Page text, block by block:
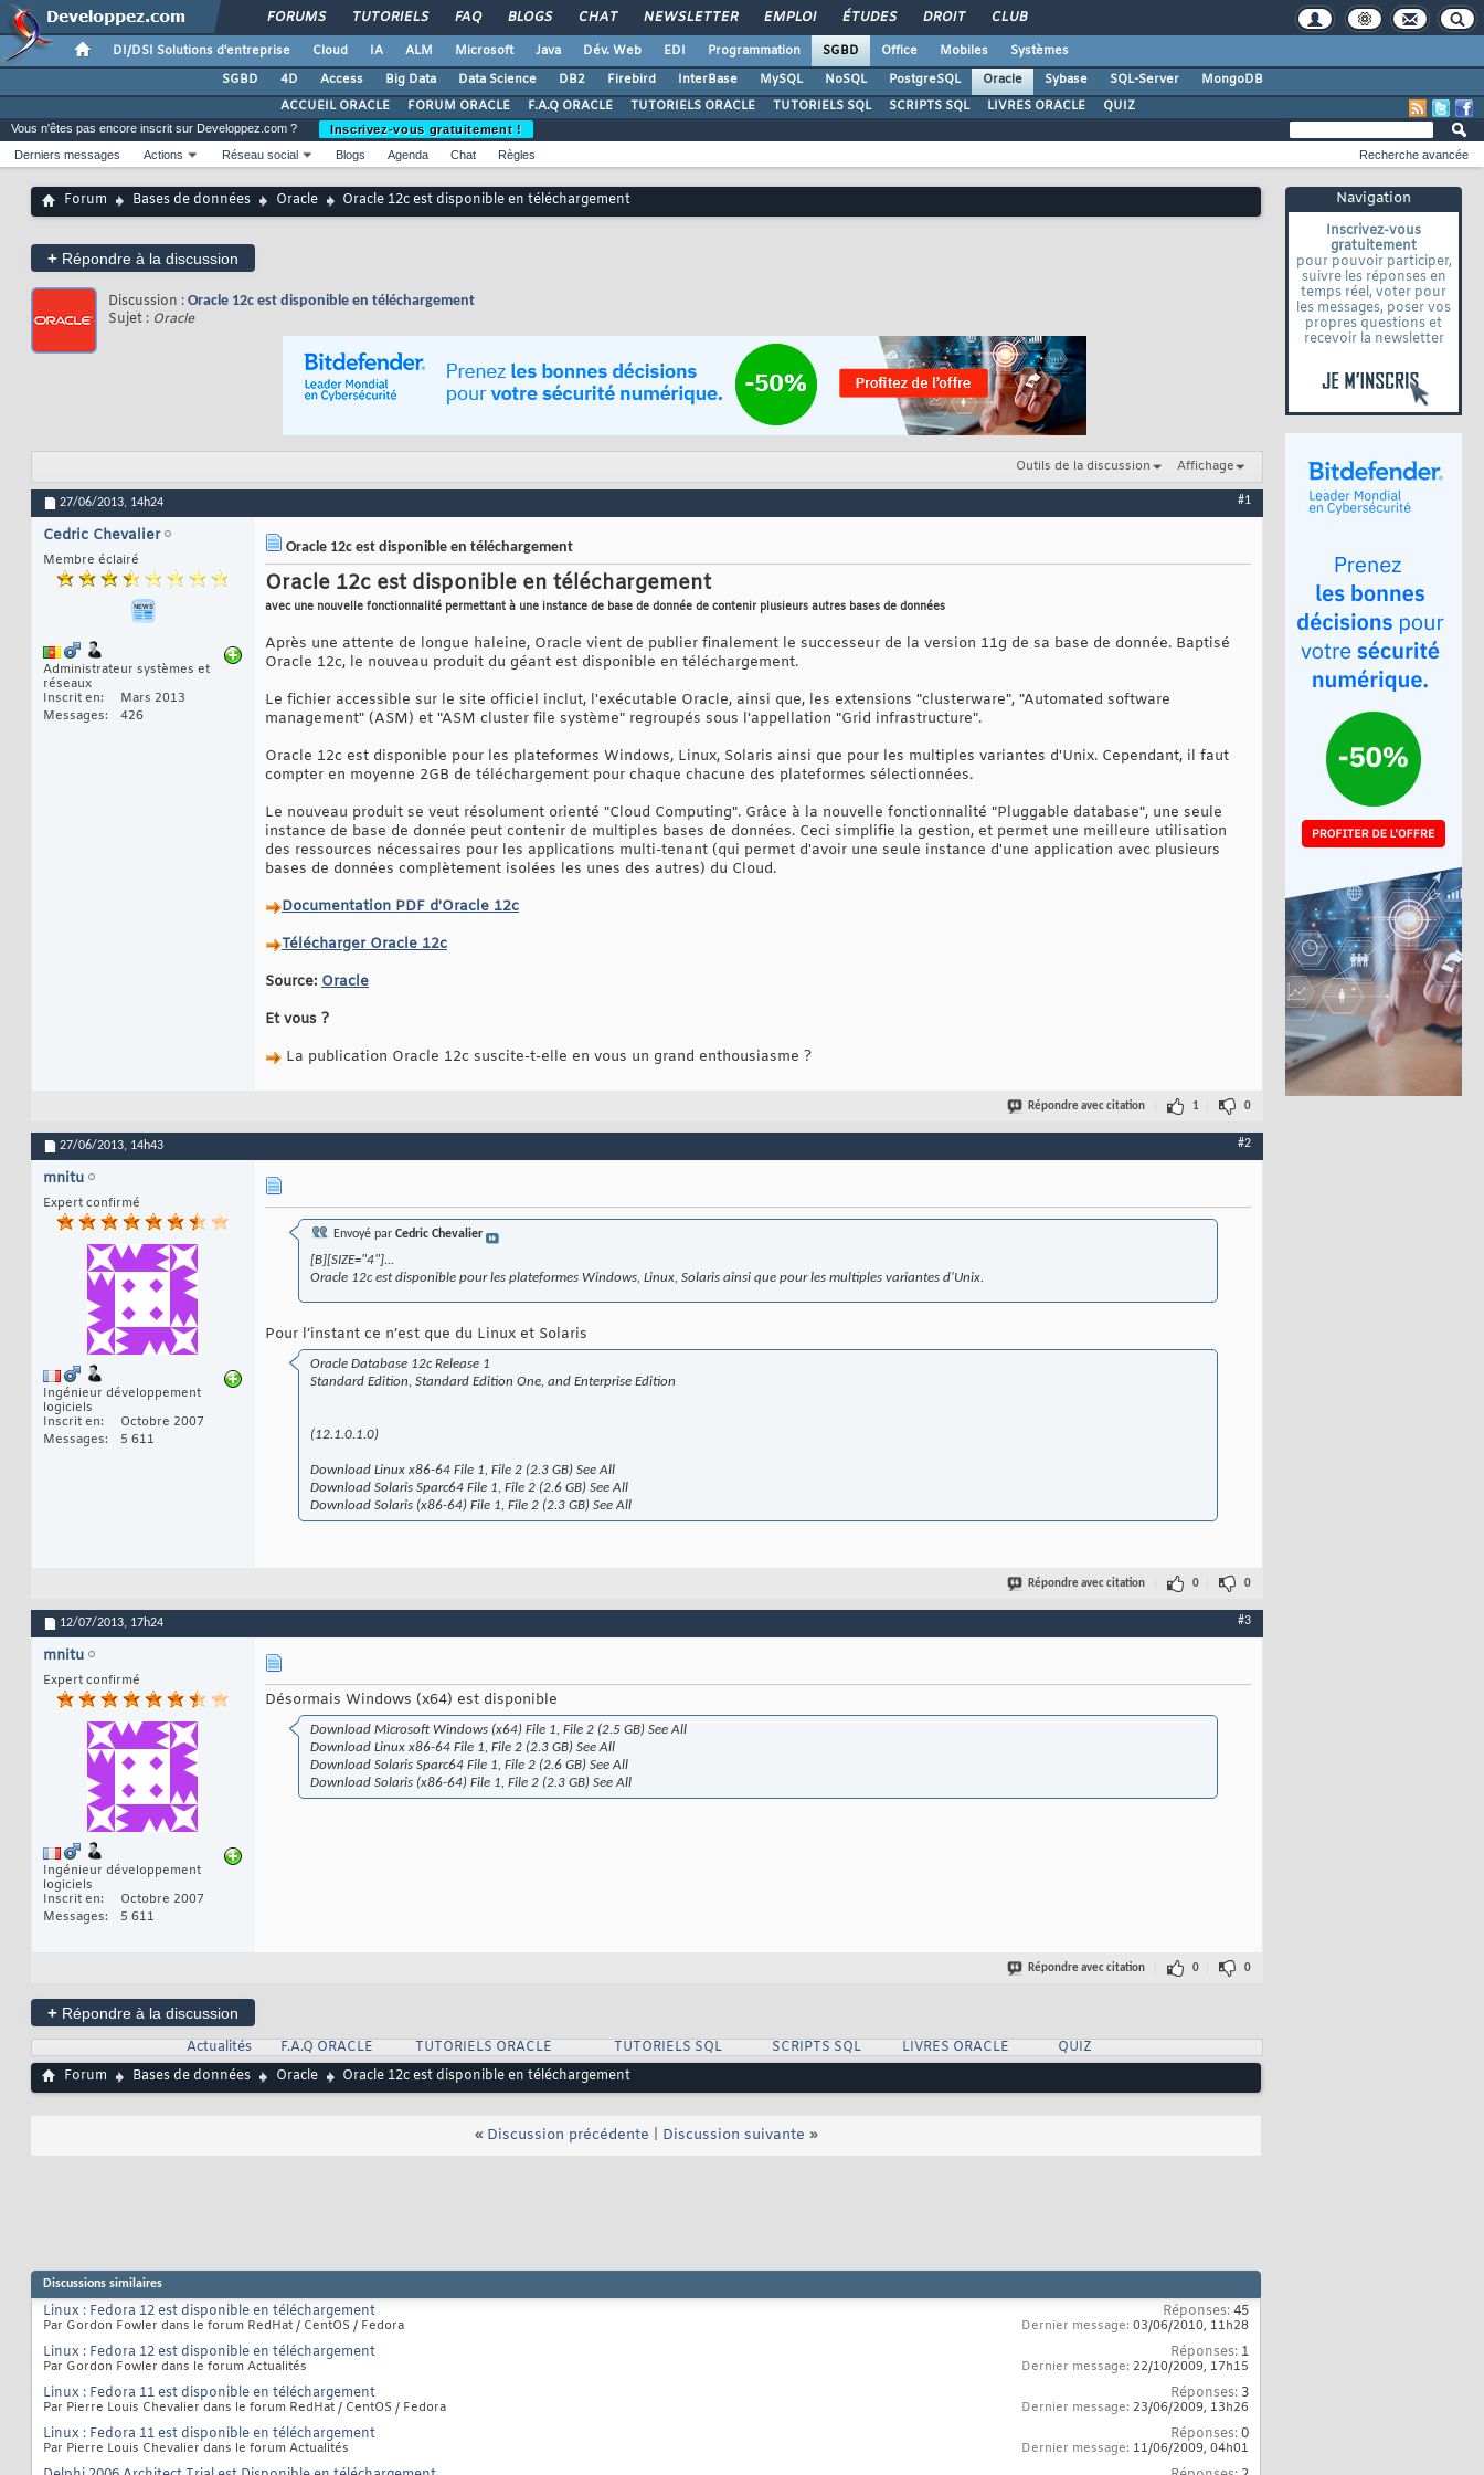
FORUMS TUTORIELS FAQ BLOGS CHAT NEWSLETTER EMPLOI ÉTUDES DROIT CLUB
DI/DSI Solutions d'entreprise Cloud IA ALM Microsoft Java Dév. Web EDI Programmation SGBD Office Mobiles
Systèmes
SGBD
4D Access Big Data Data Science DB2 Firebird InterBase MySQL NoSQL PostgreSQL Oracle Sybase SQL-Server
MongoDB
ACCUEIL ORACLE
FORUM ORACLE F.A.Q ORACLE TUTORIELS ORACLE TUTORIELS SQL SCRIPTS SQL LIVRES ORACLE QUIZ
Navigation
Inscrivez-vous
gratuitement
pour pouvoir participer,
suivre les réponses en
temps réel, voter pour
les messages, poser vos
propres questions et
recevoir la newsletter
Vous n'êtes pas encore inscrit sur Developpez.com ?
Inscrivez-vous gratuitement !
Derniers messages
Actions Réseau social Blogs Agenda Chat Règles Recherche avancée
Forum Bases de données Oracle Oracle 12c est disponible en téléchargement
+ Répondre à la discussion
Discussion : Oracle 12c est disponible en téléchargement
Sujet : Oracle
Outils de la discussion Affichage
27/06/2013, 14h24 #1
Cedric Chevalier
Membre éclairé
Administrateur systèmes et
réseaux
Inscrit en
Mars 2013
Messages
426
Oracle 12c est disponible en téléchargement
Oracle 12c est disponible en téléchargement
avec une nouvelle fonctionnalité permettant à une instance de base de donnée de contenir plusieurs autres bases de données
Après une attente de longue haleine, Oracle vient de publier finalement le successeur de la version 11g de sa base de donnée. Baptisé
Oracle 12c, le nouveau produit du géant est disponible en téléchargement.
Le fichier accessible sur le site officiel inclut, l'exécutable Oracle, ainsi que, les extensions "clusterware", "Automated software
management" (ASM) et "ASM cluster file système" regroupés sous l'appellation "Grid infrastructure".
Oracle 12c est disponible pour les plateformes Windows, Linux, Solaris ainsi que pour les multiples variantes d'Unix. Cependant, il faut
compter en moyenne 2GB de téléchargement pour chaque chacune des plateformes sélectionnées.
Le nouveau produit se veut résolument orienté "Cloud Computing". Grâce à la nouvelle fonctionnalité "Pluggable database", une seule
instance de base de donnée peut contenir de multiples bases de données. Ceci simplifie la gestion, et permet une meilleure utilisation
des ressources nécessaires pour les applications multi-tenant (qui permet d'avoir une seule instance d'une application avec plusieurs
bases de données complètement isolées les unes des autres) du Cloud.
Documentation PDF d'Oracle 12c
Télécharger Oracle 12c
Source: Oracle
Et vous ?
La publication Oracle 12c suscite-t-elle en vous un grand enthousiasme ?
Répondre avec citation 1 0
27/06/2013, 14h43 #2
mnitu
Expert confirmé
Ingénieur développement
logiciels
Inscrit en
Octobre 2007
Messages
5 611
Envoyé par Cedric Chevalier
[B][SIZE="4"]...
Oracle 12c est disponible pour les plateformes Windows, Linux, Solaris ainsi que pour les multiples variantes d'Unix.
Pour l’instant ce n’est que du Linux et Solaris
Oracle Database 12c Release 1
Standard Edition, Standard Edition One, and Enterprise Edition
(12.1.0.1.0)
Download Linux x86-64 File 1, File 2 (2.3 GB) See All
Download Solaris Sparc64 File 1, File 2 (2.6 GB) See All
Download Solaris (x86-64) File 1, File 2 (2.3 GB) See All
Répondre avec citation 0 0
12/07/2013, 17h24 #3
mnitu
Expert confirmé
Ingénieur développement
logiciels
Inscrit en
Octobre 2007
Messages
5 611
Désormais Windows (x64) est disponible
Download Microsoft Windows (x64) File 1, File 2 (2.5 GB) See All
Download Linux x86-64 File 1, File 2 (2.3 GB) See All
Download Solaris Sparc64 File 1, File 2 (2.6 GB) See All
Download Solaris (x86-64) File 1, File 2 (2.3 GB) See All
Répondre avec citation 0 0
+ Répondre à la discussion
Actualités
F.A.Q ORACLE TUTORIELS ORACLE TUTORIELS SQL SCRIPTS SQL LIVRES ORACLE
QUIZ
Forum
Bases de données Oracle Oracle 12c est disponible en téléchargement
« Discussion précédente Discussion suivante »
Discussions similaires
Linux : Fedora 12 est disponible en téléchargement
Par Gordon Fowler dans le forum RedHat / CentOS / Fedora
Réponses:45
Dernier message: 03/06/2010, 11h28
Linux : Fedora 12 est disponible en téléchargement
Par Gordon Fowler dans le forum Actualités
Réponses: 1
Dernier message: 22/10/2009, 17h15
Linux : Fedora 11 est disponible en téléchargement
Par Pierre Louis Chevalier dans le forum RedHat / CentOS / Fedora
Réponses: 3
Dernier message: 23/06/2009, 13h26
Linux : Fedora 11 est disponible en téléchargement
Par Pierre Louis Chevalier dans le forum Actualités
Réponses:0
Dernier message: 11/06/2009, 04h01